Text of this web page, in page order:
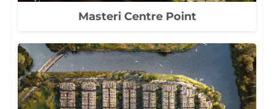
Masteri Centre Point